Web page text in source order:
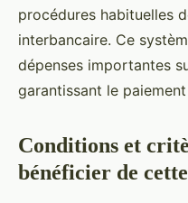
procédures habituelles
interbancaire. Ce
dépenses importantes
garantissant le
Conditions et
bénéficier de